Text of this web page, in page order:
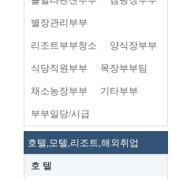
별장관리부부
리조트부부청소 양식장부부
식당직원부부 목장부부팀
채소농장부부 기타부부
부부일당/시급
호텔,모텔,리조트,해외취업
호 텔